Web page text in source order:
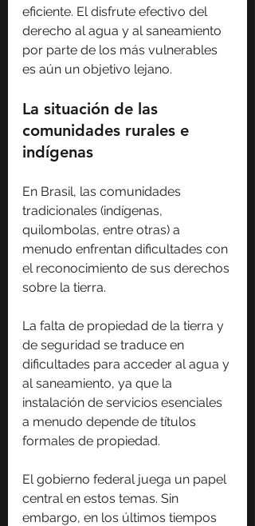
eficiente. El disfrute efectivo del
derecho al agua y al saneamiento
por parte de los más vulnerables
es aún un objetivo lejano.
La situación de las
comunidades rurales e
indígenas
En Brasil, las comunidades
tradicionales (indígenas,
quilombolas, entre otras) a
menudo enfrentan dificultades con
el reconocimiento de sus derechos
sobre la tierra.
La falta de propiedad de la tierra y
de seguridad se traduce en
dificultades para acceder al agua y
al saneamiento, ya que la
instalación de servicios esenciales
a menudo depende de títulos
formales de propiedad.
El gobierno federal juega un papel
central en estos temas. Sin
embargo, en los últimos tiempos